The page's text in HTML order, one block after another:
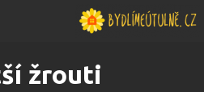
žrouti